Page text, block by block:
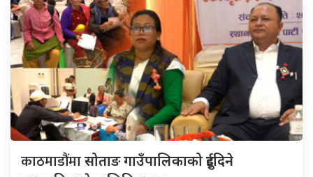
काठमाडौंमासोताङ गाउँपालिकाको दुईदिने